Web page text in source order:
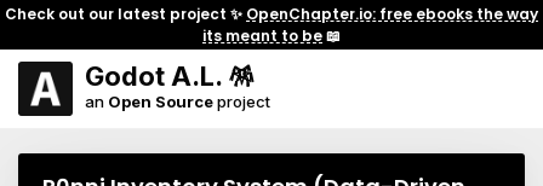
Check out our latest project ✨ OpenChapter.io: free ebooks the way
its meant to be📖
Godot A.L. 🪅
an Open Sourceproject